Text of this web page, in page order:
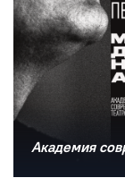
Академия